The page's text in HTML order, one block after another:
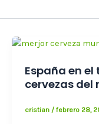
España en el
cervezas del
cristian / febrero 28,